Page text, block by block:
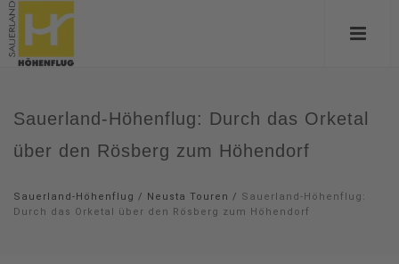
Sauerland-Höhenflug: Durch das Orketal
über den Rösberg zum Höhendorf
Sauerland-Höhenflug / Neusta Touren / Sauerland-Höhenflug:
Durch das Orketal über den Rösberg zum Höhendorf